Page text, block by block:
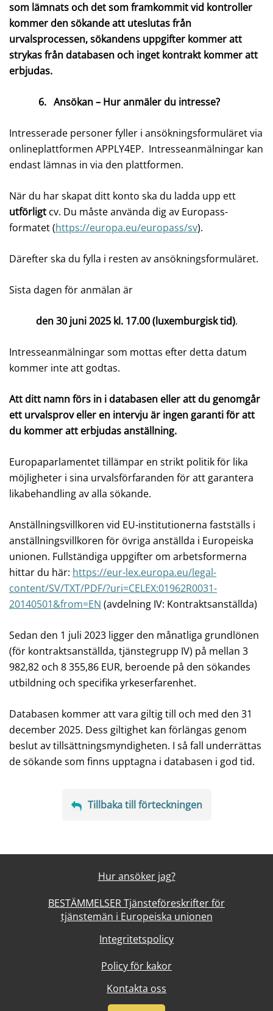
som lämnats och det som framkommit vid kontroller
kommer den sökande att uteslutas från
urvalsprocessen, sökandens uppgifter kommer att
strykas från databasen och inget kontrakt kommer att
erbjudas.
6. Ansökan – Hur anmäler du intresse?
Intresserade personer fyller i ansökningsformuläret via
onlineplattformen APPLY4EP. Intresseanmälningar kan
endast lämnas in via den plattformen.
När du har skapat ditt konto ska du ladda upp ett
utförligt cv. Du måste använda dig av Europass-
formatet (https://europa.eu/europass/sv).
Därefter ska du fylla i resten av ansökningsformuläret.
Sista dagen för anmälan är
den 30 juni 2025 kl. 17.00 (luxemburgisk tid).
Intresseanmälningar som mottas efter detta datum
kommer inte att godtas.
Att ditt namn förs in i databasen eller att du genomgår
ett urvalsprov eller en intervju är ingen garanti för att
du kommer att erbjudas anställning.
Europaparlamentet tillämpar en strikt politik för lika
möjligheter i sina urvalsförfaranden för att garantera
likabehandling av alla sökande.
Anställningsvillkoren vid EU-institutionerna fastställs i
anställningsvillkoren för övriga anställda i Europeiska
unionen. Fullständiga uppgifter om arbetsformerna
hittar du här: https://eur-lex.europa.eu/legal-
content/SV/TXT/PDF/?uri=CELEX:01962R0031-
20140501&from=EN (avdelning IV: Kontraktsanställda)
Sedan den 1 juli 2023 ligger den månatliga grundlönen
(för kontraktsanställda, tjänstegrupp IV) på mellan 3
982,82 och 8 355,86 EUR, beroende på den sökandes
utbildning och specifika yrkeserfarenhet.
Databasen kommer att vara giltig till och med den 31
december 2025. Dess giltighet kan förlängas genom
beslut av tillsättningsmyndigheten. I så fall underrättas
de sökande som finns upptagna i databasen i god tid.
Tillbaka till förteckningen
Hur ansöker jag?
BESTÄMMELSER Tjänsteföreskrifter för
tjänstemän i Europeiska unionen
Integritetspolicy
Policy för kakor
Kontakta oss